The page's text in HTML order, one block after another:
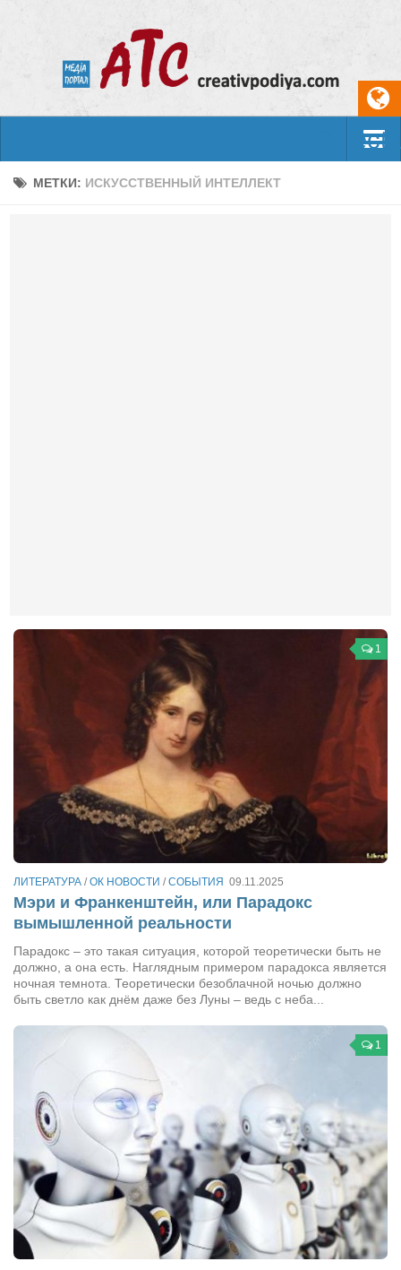
События
Деньги
Экология
Здоровье
Здоровый образ жизни
Сам себе доктор
Активный отдых
Досье
Лариса Ильченко
Орест Коваль
Тамара Кубракова
Вера Паненко
Семён Салатенко
Сергей Шепилов
Актёры
Валентин Бурый
Артём Мяус
Александра Сокол
МЕТКИ: ИСКУССТВЕННЫЙ ИНТЕЛЛЕКТ
1
ЛИТЕРАТУРА /ОК НОВОСТИ /СОБЫТИЯ 09.11.2025
Мэри и Франкенштейн, или Парадокс
вымышленной реальности
Парадокс – это такая ситуация, которой теоретически быть не
должно, а она есть. Наглядным примером парадокса является
ночная темнота. Теоретически безоблачной ночью должно
быть светло как днём даже без Луны – ведь с неба...
1